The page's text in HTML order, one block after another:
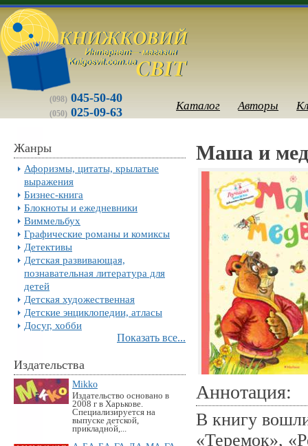
(098) 045-50-40
(050) 025-09-63 Каталог Авторы
Жанры
Афоризмы, цитаты, крылатые
выражения
Бизнес-книга
Блокноты и ежедневники
Виммельбух
Графические романы и комиксы
Детективы
Детская развивающая,
познавательная литература для
детей
Детская художественная
Детские энциклопедии, атласы
Досуг, хобби
Показать все...
Издательства
Mikko
Издательство основано в
2008 г в Харькове.
Специализируется на
выпуске детской,
прикладной,...
Маша и
Аннотация:
В книгу
«Теремок»,